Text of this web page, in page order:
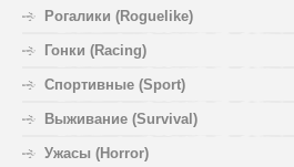
Рогалики (Roguelike)
Гонки (Racing)
Спортивные (Sport)
Выживание (Survival)
Ужасы (Horror)